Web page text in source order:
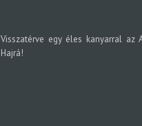
Visszatérve egy éles kanyarral az
Hajrá!